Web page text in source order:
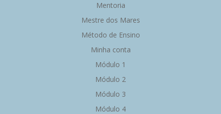
Mentoria
Mestre dos Mares
Método de Ensino
Minha conta
Módulo 1
Módulo 2
Módulo 3
Módulo 4